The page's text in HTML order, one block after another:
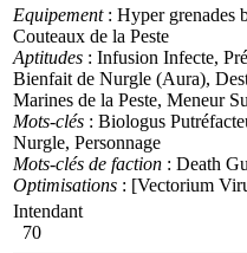
Equipement: Hyper grenades
Couteaux de la Peste
Aptitudes : Infusion Infecte,
Bienfait de Nurgle (Aura),
Marines de la Peste, Meneur
Mots-clés : Biologus
Nurgle, Personnage
Mots-clés de faction : Death
Optimisations : [Vectorium
Intendant
70